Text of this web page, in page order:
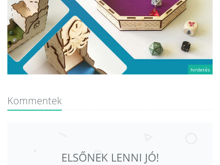
hirdetés
Kommentek
ELSŐNEK LENNI JÓ!